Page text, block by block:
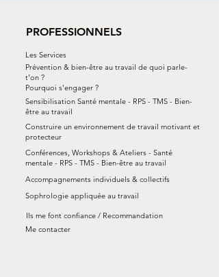
PROFESSIONNELS
Les Services
Sensibilisation Santé mentale - RPS - TMS - Bien-
être au travail
Construire un environnement de travail motivant et
protecteur
Conférences, Workshops & Ateliers - Santé
mentale - RPS - TMS - Bien-être au travail
Accompagnements individuels & collectifs
Sophrologie appliquée au travail
Me contacter
Pourquoi s'engager ?
Prévention & bien-être au travail de quoi parle-
t'on ?
Ils me font confiance / Recommandation